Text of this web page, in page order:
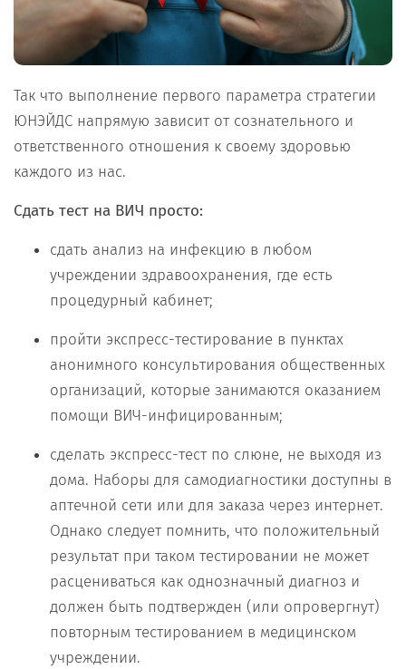
Так что выполнение первого параметра стратегии
ЮНЭЙДС напрямую зависит от сознательного и
ответственного отношения к своему здоровью
каждого из нас.
Сдать тест на ВИЧ просто:
сдать анализ на инфекцию в любом
учреждении здравоохранения, где есть
процедурный кабинет;
пройти экспресс-тестирование в пунктах
анонимного консультирования общественных
организаций, которые занимаются оказанием
помощи ВИЧ-инфицированным;
сделать экспресс-тест по слюне, не выходя из
дома. Наборы для самодиагностики доступны в
аптечной сети или для заказа через интернет.
Однако следует помнить, что положительный
результат при таком тестировании не может
расцениваться как однозначный диагноз и
должен быть подтвержден (или опровергнут)
повторным тестированием в медицинском
учреждении.